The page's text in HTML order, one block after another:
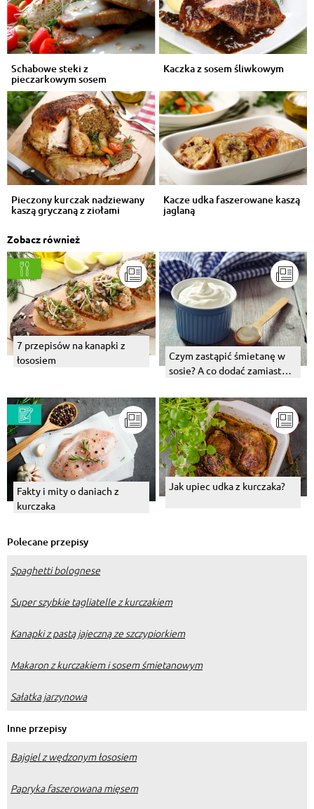
Schabowe steki z
pieczarkowym sosem
Kaczka z sosem śliwkowym
Pieczony kurczak nadziewany
kaszą gryczaną z ziołami
Kacze udka faszerowane kaszą
jaglaną
Zobacz również
7 przepisów na kanapki z
łososiem
Czym zastąpić śmietanę w
sosie? A co dodać zamiast
Fakty i mity o daniach z
kurczaka
Jak upiec udka z kurczaka?
Polecane przepisy
Spaghetti bolognese
Super szybkie tagliatelle z kurczakiem
Kanapki z pastą jajeczną ze szczypiorkiem
Makaron z kurczakiem i sosem śmietanowym
Sałatka jarzynowa
Inne przepisy
Bajgiel z wędzonym łososiem
Papryka faszerowana mięsem